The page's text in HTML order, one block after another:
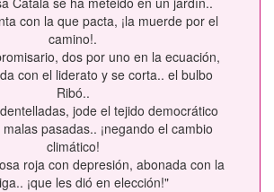
con la que pacta, ¡la muerde por el
camino!.
dos por uno en la ecuación,
con el liderato y se corta.. el bulbo
Ribó..
jode el tejido democrático
pasadas.. ¡negando el cambio
climático!
roja con depresión, abonada con la
¡que les dió en elección!"